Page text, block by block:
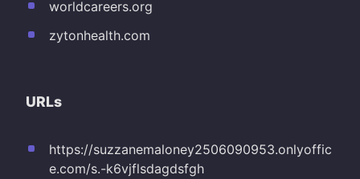
worldcareers.org
zytonhealth.com
URLs
https://suzzanemaloney2506090953.onlyoffic
e.com/s.-k6vjflsdagdsfgh